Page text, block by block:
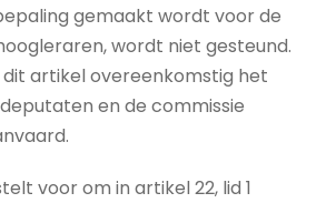
gemaakt wordt voor de
wordt niet gesteund.
artikel overeenkomstig het
en de commissie
voor om in artikel 22, lid 1